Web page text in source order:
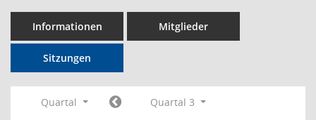
Informationen Mitglieder
Sitzungen
Quartal
Quartal 3